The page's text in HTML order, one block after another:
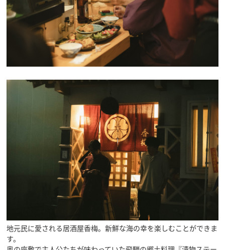
地元民に愛される居酒屋香梅。新鮮な海の幸を楽しむことができま
す。